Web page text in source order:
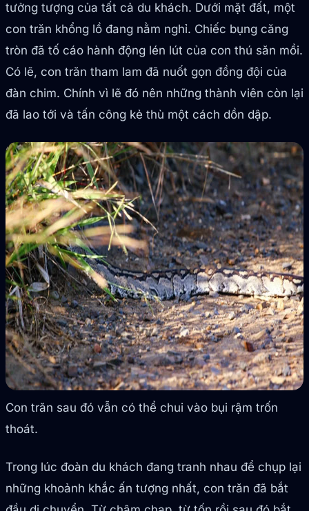
tưởng tượng của tất cả du khách. Dưới mặt đất, một
con trăn khổng lồ đang nằm nghỉ. Chiếc bụng căng
tròn đã tố cáo hành động lén lút của con thú săn mồi.
Có lẽ, con trăn tham lam đã nuốt gọn đồng đội của
đàn chim. Chính vì lẽ đó nên những thành viên còn lại
đã lao tới và tấn công kẻ thù một cách dồn dập.
Con trăn sau đó vẫn có thể chui vào bụi rậm trốn
thoát.
Trong lúc đoàn du khách đang tranh nhau để chụp lại
những khoảnh khắc ấn tượng nhất, con trăn đã bắt